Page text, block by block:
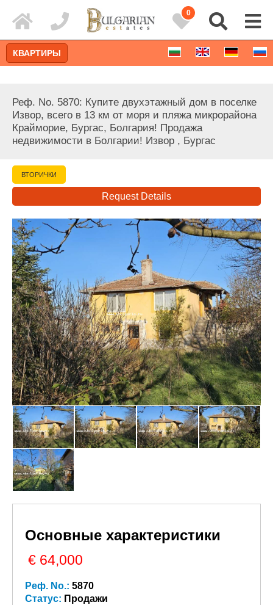
0
Расширенный поиск
КВАРТИРЫ
Реф. No. 5870: Купите двухэтажный дом в поселке
Извор, всего в 13 км от моря и пляжа микрорайона
Крайморие, Бургас, Болгария! Продажа
недвижимости в Болгарии! Извор , Бургас
ВТОРИЧКИ
Request Details
Основные характеристики
€ 64,000
Реф. No.: 5870
Статус: Продажи